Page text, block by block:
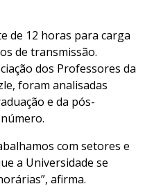
de 12 horas para carga
de transmissão.
dos Professores da
foram analisadas
e da pós-
com setores e
a Universidade se
afirma.